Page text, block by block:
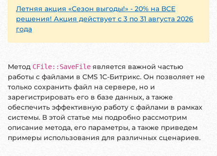
Летняя акция «Сезон выгоды!» - 20% на ВСЕ
решения! Акция действует с 3 по 31 августа 2026
года
Метод CFile::SaveFile является важной частью
работы с файлами в CMS 1С-Битрикс. Он позволяет не
только сохранить файл на сервере, но и
зарегистрировать его в базе данных, а также
обеспечить эффективную работу с файлами в рамках
системы. В этой статье мы подробно рассмотрим
описание метода, его параметры, а также приведем
примеры использования для различных сценариев.